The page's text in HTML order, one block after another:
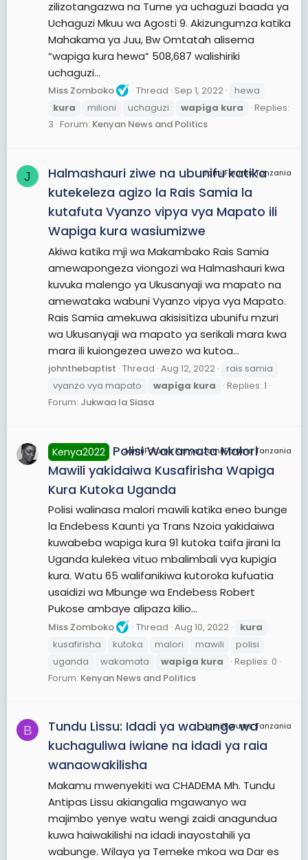
zilizotangazwa na Tume ya uchaguzi baada ya
Uchaguzi Mkuu wa Agosti 9. Akizungumza katika
Mahakama ya Juu, Bw Omtatah alisema
“wapiga kura hewa” 508,687 walishiriki
uchaguzi...
Miss Zomboko Thread Sep 1, 2022
hewa
kura
milioni uchaguzi wapiga kura
Replies:
3 Forum: Kenyan News and Politics
J JamiiForums Tanzania
Halmashauri ziwe na ubunifu katika
kutekeleza agizo la Rais Samia la
kutafuta Vyanzo vipya vya Mapato ili
Wapiga kura wasiumizwe
Akiwa katika mji wa Makambako Rais Samia
amewapongeza viongozi wa Halmashauri kwa
kuvuka malengo ya Ukusanyaji wa mapato na
amewataka wabuni Vyanzo vipya vya Mapato.
Rais Samia amekuwa akisisitiza ubunifu mzuri
wa Ukusanyaji wa mapato ya serikali mara kwa
mara ili kuiongezea uwezo wa kutoa...
johnthebaptist Thread Aug 12, 2022
rais samia
vyanzo vya mapato
wapiga kura
Replies: 1
Forum: Jukwaa la Siasa
JamiiForums Kenya, JamiiForums Tanzania
Kenya2022 Polisi Wakamata Malori
Mawili yakidaiwa Kusafirisha Wapiga
Kura Kutoka Uganda
Polisi walinasa malori mawili katika eneo bunge
la Endebess Kaunti ya Trans Nzoia yakidaiwa
kuwabeba wapiga kura 91 kutoka taifa jirani la
Uganda kulekea vituo mbalimbali vya kupigia
kura. Watu 65 walifanikiwa kutoroka kufuatia
usaidizi wa Mbunge wa Endebess Robert
Pukose ambaye alipaza kilio...
Miss Zomboko Thread Aug 10, 2022
kura
kusafirisha
kutoka malori mawili
polisi
uganda
wakamata wapiga kura
Replies: 0
Forum: Kenyan News and Politics
B JamiiForums Tanzania
Tundu Lissu: Idadi ya wabunge wa
kuchaguliwa iwiane na idadi ya raia
wanaowakilisha
Makamu mwenyekiti wa CHADEMA Mh. Tundu
Antipas Lissu akiangalia mgawanyo wa
majimbo yenye watu wengi zaidi anagundua
kuwa haiwakilishi na idadi inayostahili ya
wabunge. Wilaya ya Temeke mkoa wa Dar es